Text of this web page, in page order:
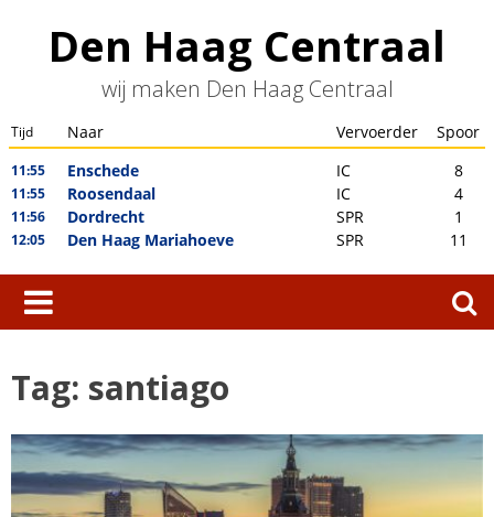
contentDen Haag Centraal
wij maken Den Haag Centraal
Zoeken
naar:
Tag: santiago